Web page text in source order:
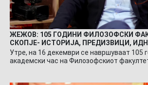
ЖЕЖОВ: 105 ГОДИНИ ФИЛОЗОФСКИ
СКОПЈЕ- ИСТОРИЈА, ПРЕДИЗВИЦИ,
Утре, на 16 декември се навршуваат 105
академски час на Филозофскиот